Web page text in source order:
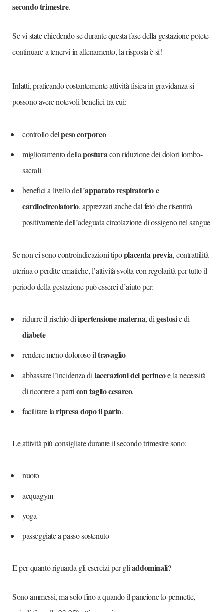
secondo trimestre.
Se vi state chiedendo se durante questa fase della gestazione potete
continuare a tenervi in allenamento, la risposta è sì!
Infatti, praticando costantemente attività fisica in gravidanza si
possono avere notevoli benefici tra cui:
controllo delpeso corporeo
miglioramento dellaposturacon riduzione dei dolori lombo-
sacrali
benefici a livello dell’apparato respiratorio e
cardiocircolatorio, apprezzati anche dal feto che risentirà
positivamente dell’adeguata circolazione di ossigeno nel sangue
Se non ci sono controindicazioni tipoplacenta previa, contrattilità
uterina o perdite ematiche, l’attività svolta con regolarità per tutto il
periodo della gestazione può esserci d’aiuto per:
ridurre il rischio diipertensione materna, digestosie di
diabete
rendere meno doloroso iltravaglio
abbassare l’incidenza dilacerazioni del perineoe la necessità
di ricorrere a parti con taglio cesareo.
facilitare laripresa dopo il parto.
Le attività più consigliate durante il secondo trimestre sono:
nuoto
acquagym
yoga
passeggiate a passo sostenuto
E per quanto riguarda gli esercizi per gliaddominali?
Sono ammessi, ma solo fino a quando il pancione lo permette,